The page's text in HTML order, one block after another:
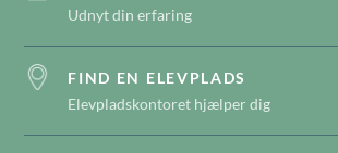
Udnyt din erfaring
FIND EN ELEVPLADS
Elevpladskontoret hjælper dig